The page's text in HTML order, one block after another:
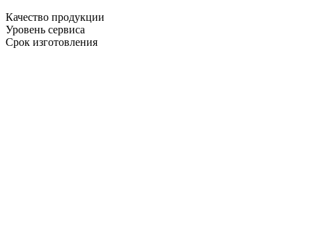
Качество продукции
Уровень сервиса
Срок изготовления